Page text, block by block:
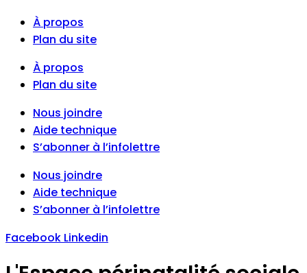
À propos
Plan du site
À propos
Plan du site
Nous joindre
Aide technique
S’abonner à l’infolettre
Nous joindre
Aide technique
S’abonner à l’infolettre
Facebook Linkedin